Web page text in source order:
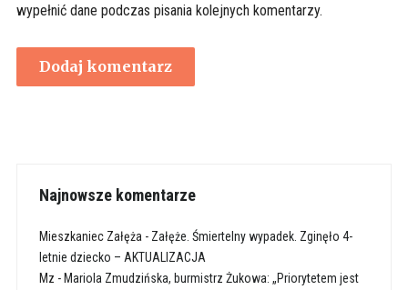
wypełnić dane podczas pisania kolejnych komentarzy.
Najnowsze komentarze
Mieszkaniec Załęża - Załęże. Śmiertelny wypadek. Zginęło 4-
letnie dziecko – AKTUALIZACJA
Mz - Mariola Zmudzińska, burmistrz Żukowa: „Priorytetem jest